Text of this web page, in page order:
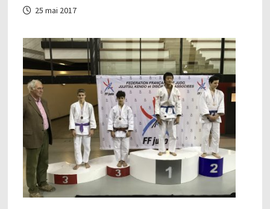
25 mai 2017